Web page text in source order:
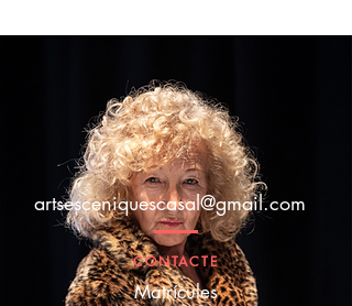
artsesceniquescasal@gmail.com
CONTACTE
Matrícules